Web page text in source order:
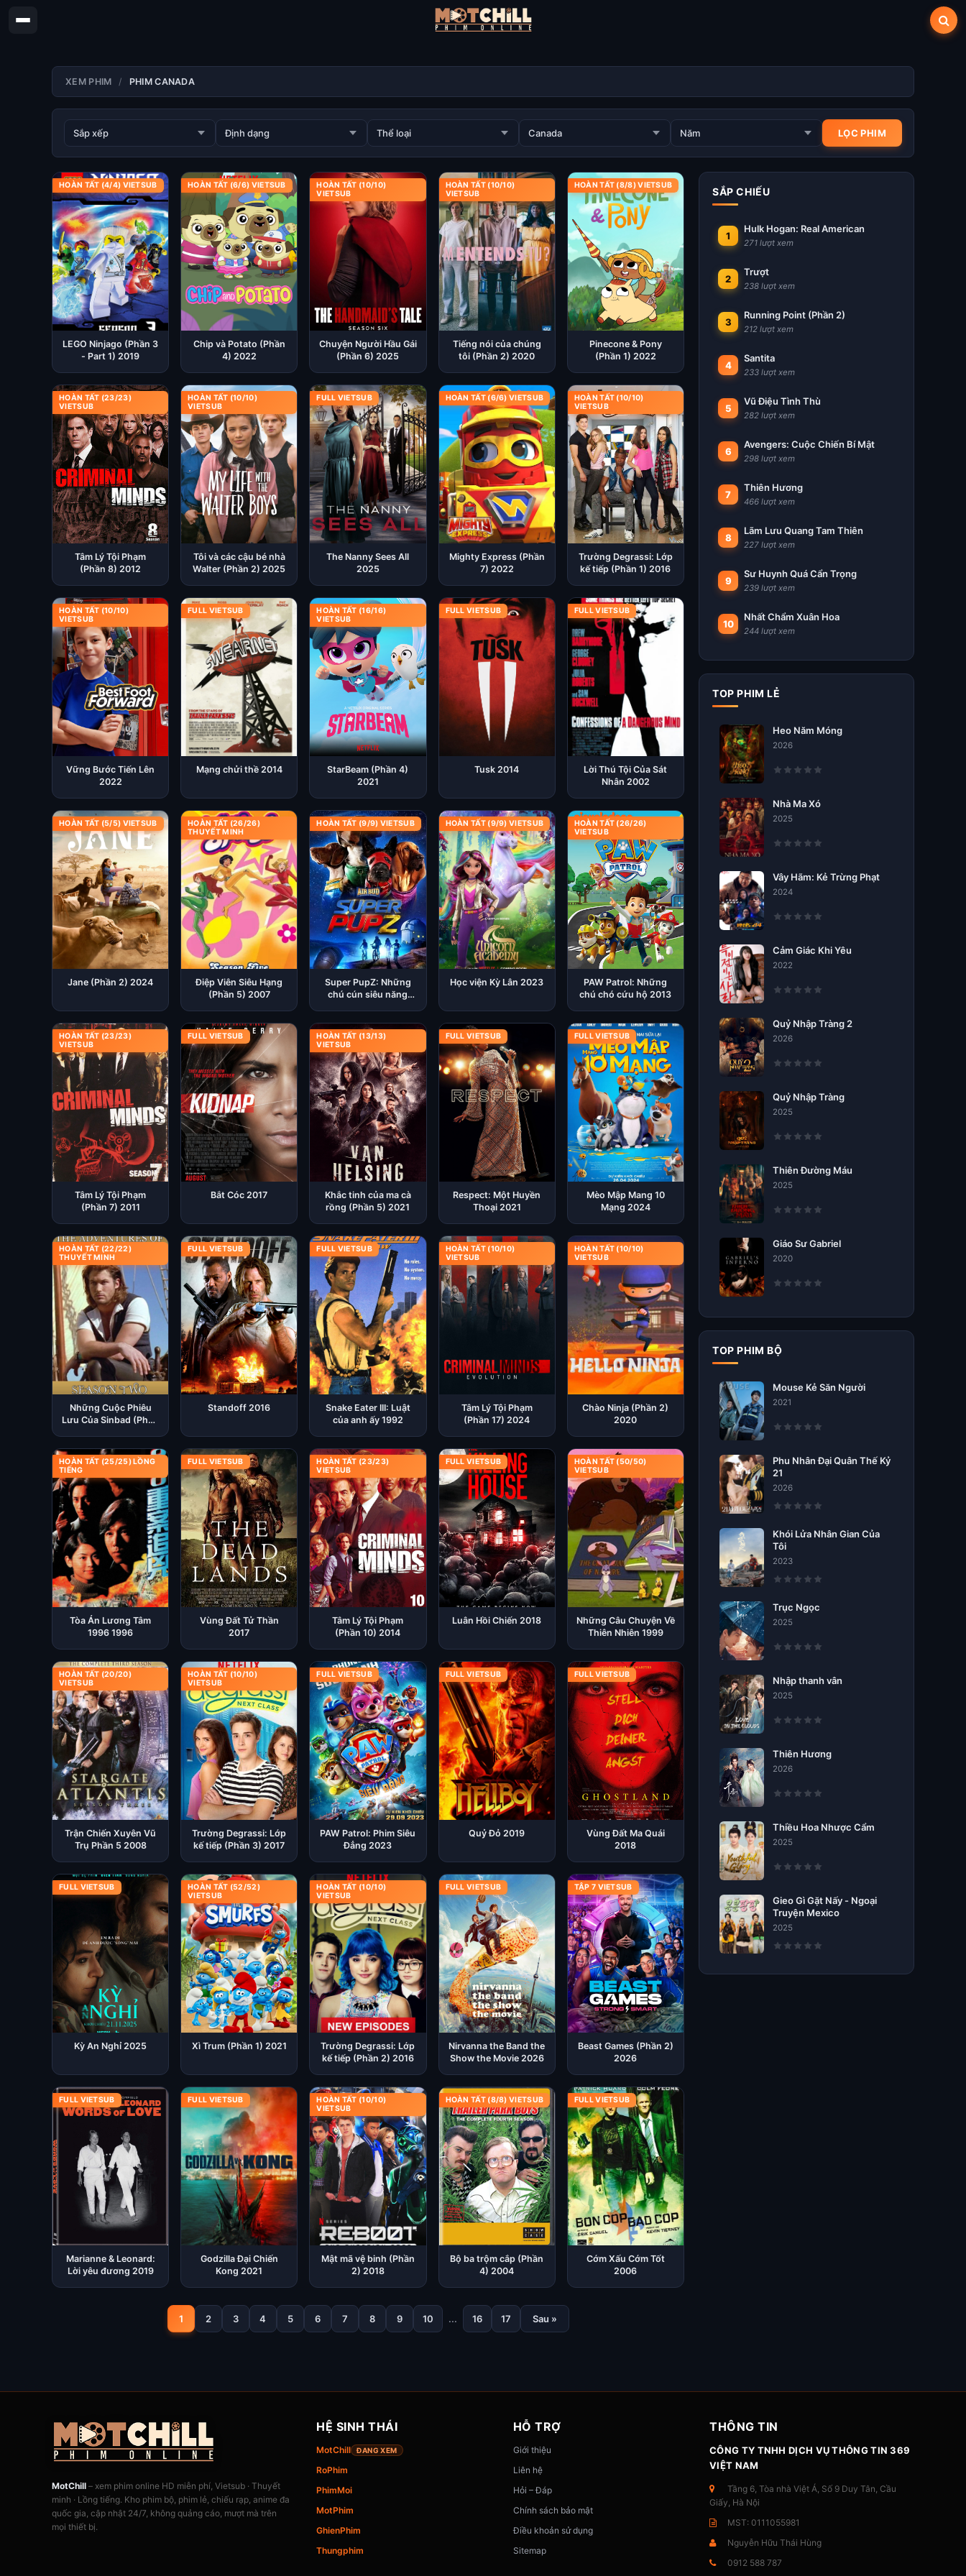
XEM PHIM PHIM CANADA
HOÀN TẤT (4/4) VIETSUB
LEGO Ninjago (Phần 3
- Part 1) 2019
HOÀN TẤT (6/6) VIETSUB
Chip và Potato (Phần
4) 2022
HOÀN TẤT (10/10)
VIETSUB
Chuyện Người Hầu Gái
(Phần 6) 2025
HOÀN TẤT (10/10)
VIETSUB
Tiếng nói của chúng
tôi (Phần 2) 2020
HOÀN TẤT (8/8) VIETSUB
Pinecone & Pony
(Phần 1) 2022
HOÀN TẤT (23/23)
VIETSUB
Tâm Lý Tội Phạm
(Phần 8) 2012
HOÀN TẤT (10/10)
VIETSUB
Tôi và các cậu bé nhà
Walter (Phần 2) 2025
FULL VIETSUB
The Nanny Sees All
2025
HOÀN TẤT (6/6) VIETSUB
Mighty Express (Phần
7) 2022
HOÀN TẤT (10/10)
VIETSUB
Trường Degrassi: Lớp
kế tiếp (Phần 1) 2016
HOÀN TẤT (10/10)
VIETSUB
Vững Bước Tiến Lên
2022
FULL VIETSUB
Mạng chửi thề 2014
HOÀN TẤT (16/16)
VIETSUB
StarBeam (Phần 4)
2021
FULL VIETSUB
Tusk 2014
FULL VIETSUB
Lời Thú Tội Của Sát
Nhân 2002
HOÀN TẤT (5/5) VIETSUB
Jane (Phần 2) 2024
HOÀN TẤT (26/26)
THUYẾT MINH
Điệp Viên Siêu Hạng
(Phần 5) 2007
HOÀN TẤT (9/9) VIETSUB
Super PupZ: Những
chú cún siêu năng
HOÀN TẤT (9/9) VIETSUB
Học viện Kỳ Lân 2023
HOÀN TẤT (26/26)
VIETSUB
PAW Patrol: Những
chú chó cứu hộ 2013
HOÀN TẤT (23/23)
VIETSUB
Tâm Lý Tội Phạm
(Phần 7) 2011
FULL VIETSUB
Bắt Cóc 2017
HOÀN TẤT (13/13)
VIETSUB
Khắc tinh của ma cà
rồng (Phần 5) 2021
FULL VIETSUB
Respect: Một Huyền
Thoại 2021
FULL VIETSUB
Mèo Mập Mang 10
Mạng 2024
HOÀN TẤT (22/22)
THUYẾT MINH
Những Cuộc Phiêu
Lưu Của Sinbad (Phần
FULL VIETSUB
Standoff 2016
FULL VIETSUB
Snake Eater III: Luật
của anh ấy 1992
HOÀN TẤT (10/10)
VIETSUB
Tâm Lý Tội Phạm
(Phần 17) 2024
HOÀN TẤT (10/10)
VIETSUB
Chào Ninja (Phần 2)
2020
HOÀN TẤT (25/25) LỒNG
TIẾNG
Tòa Án Lương Tâm
1996 1996
FULL VIETSUB
Vùng Đất Tử Thần
2017
HOÀN TẤT (23/23)
VIETSUB
Tâm Lý Tội Phạm
(Phần 10) 2014
FULL VIETSUB
Luân Hồi Chiến 2018
HOÀN TẤT (50/50)
VIETSUB
Những Câu Chuyện Về
Thiên Nhiên 1999
HOÀN TẤT (20/20)
VIETSUB
Trận Chiến Xuyên Vũ
Trụ Phần 5 2008
HOÀN TẤT (10/10)
VIETSUB
Trường Degrassi: Lớp
kế tiếp (Phần 3) 2017
FULL VIETSUB
PAW Patrol: Phim Siêu
Đẳng 2023
FULL VIETSUB
Quỷ Đỏ 2019
FULL VIETSUB
Vùng Đất Ma Quái
2018
FULL VIETSUB
Kỳ An Nghỉ 2025
HOÀN TẤT (52/52)
VIETSUB
Xì Trum (Phần 1) 2021
HOÀN TẤT (10/10)
VIETSUB
Trường Degrassi: Lớp
kế tiếp (Phần 2) 2016
FULL VIETSUB
Nirvanna the Band the
Show the Movie 2026
TẬP 7 VIETSUB
Beast Games (Phần 2)
2026
FULL VIETSUB
Marianne & Leonard:
Lời yêu đương 2019
FULL VIETSUB
Godzilla Đại Chiến
Kong 2021
HOÀN TẤT (10/10)
VIETSUB
Mật mã vệ binh (Phần
2) 2018
HOÀN TẤT (8/8) VIETSUB
Bộ ba trộm cắp (Phần
4) 2004
FULL VIETSUB
Cớm Xấu Cớm Tốt
2006
1 2 3 4 5 6 7 8 9 10 ... 16 17 Sau »
SẮP CHIẾU
1
Hulk Hogan: Real American
271 lượt xem
2
Trượt
238 lượt xem
3
Running Point (Phần 2)
212 lượt xem
4
Santita
233 lượt xem
5
Vũ Điệu Tình Thù
282 lượt xem
6
Avengers: Cuộc Chiến Bí Mật
298 lượt xem
7
Thiên Hương
466 lượt xem
8
Lãm Lưu Quang Tam Thiên
227 lượt xem
9
Sư Huynh Quá Cẩn Trọng
239 lượt xem
10
Nhất Chẩm Xuân Hoa
244 lượt xem
TOP PHIM LẺ
Heo Năm Móng
2026
Nhà Ma Xó
2025
Vây Hãm: Kẻ Trừng Phạt
2024
Cảm Giác Khi Yêu
2022
Quỷ Nhập Tràng 2
2026
Quỷ Nhập Tràng
2025
Thiên Đường Máu
2025
Giáo Sư Gabriel
2020
TOP PHIM BỘ
Mouse Kẻ Săn Người
2021
Phu Nhân Đại Quân Thế Kỷ
21
2026
Khói Lửa Nhân Gian Của
Tôi
2023
Trục Ngọc
2025
Nhập thanh vân
2025
Thiên Hương
2026
Thiều Hoa Nhược Cẩm
2025
Gieo Gì Gặt Nấy - Ngoại
Truyện Mexico
2025
MotChill – xem phim online HD miễn phí, Vietsub · Thuyết
minh · Lồng tiếng. Kho phim bộ, phim lẻ, chiếu rạp, anime đa
quốc gia, cập nhật 24/7, không quảng cáo, mượt mà trên
mọi thiết bị.
HỆ SINH THÁI
MotChill ĐANG XEM
RoPhim
PhimMoi
MotPhim
GhienPhim
Thungphim
HỖ TRỢ
Giới thiệu
Liên hệ
Hỏi – Đáp
Chính sách bảo mật
Điều khoản sử dụng
Sitemap
THÔNG TIN
CÔNG TY TNHH DỊCH VỤ THÔNG TIN 369
VIỆT NAM
Tầng 6, Tòa nhà Việt Á, Số 9 Duy Tân, Cầu
Giấy, Hà Nội
MST: 0111055981
Nguyễn Hữu Thái Hùng
0912 588 787